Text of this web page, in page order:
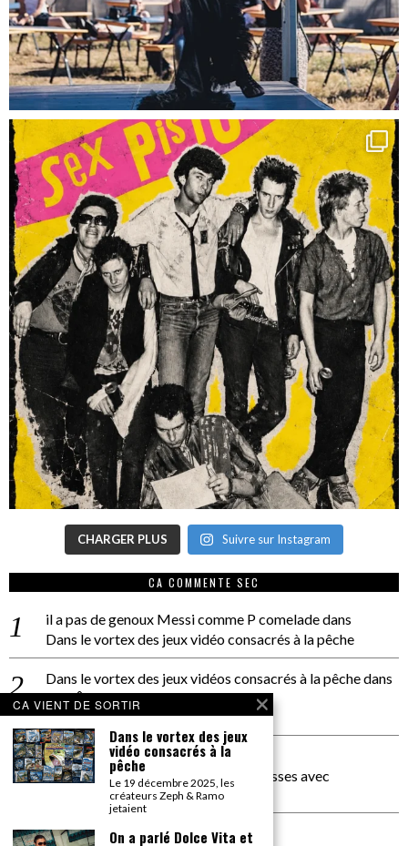
CHARGER PLUS Suivre sur Instagram
CA COMMENTE SEC
il a pas de genoux Messi comme P comeladedans
Dans le vortex des jeux vidéo consacrés à la pêche
Dans le vortex des jeux vidéos consacrés à la pêchedans
PACÔME THIELLEMENT
La séance d’Hip Gnose
La Patrie
dans
On a parlé Dolce Vita et lutte des classes avec
Bernardino Femminielli
carte noire negra à l'o tiededans
CA VIENT DE SORTIR
Dans le vortex des jeux
vidéo consacrés à la
pêche
Le 19 décembre 2025, les
créateurs Zeph & Ramo
jetaient
On a parlé Dolce Vita et